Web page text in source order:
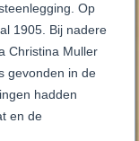
Op
1905. Bij nadere
Christina Muller
gevonden in de
hadden
en de